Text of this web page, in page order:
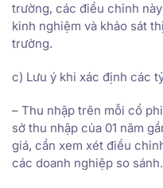
trường, các điều chỉnh
kinh nghiệm và khảo sát
trường.
c) Lưu ý khi xác định các
– Thu nhập trên mỗi cổ
sở thu nhập của 01 năm
giá, cần xem xét điều
các doanh nghiệp so sánh.